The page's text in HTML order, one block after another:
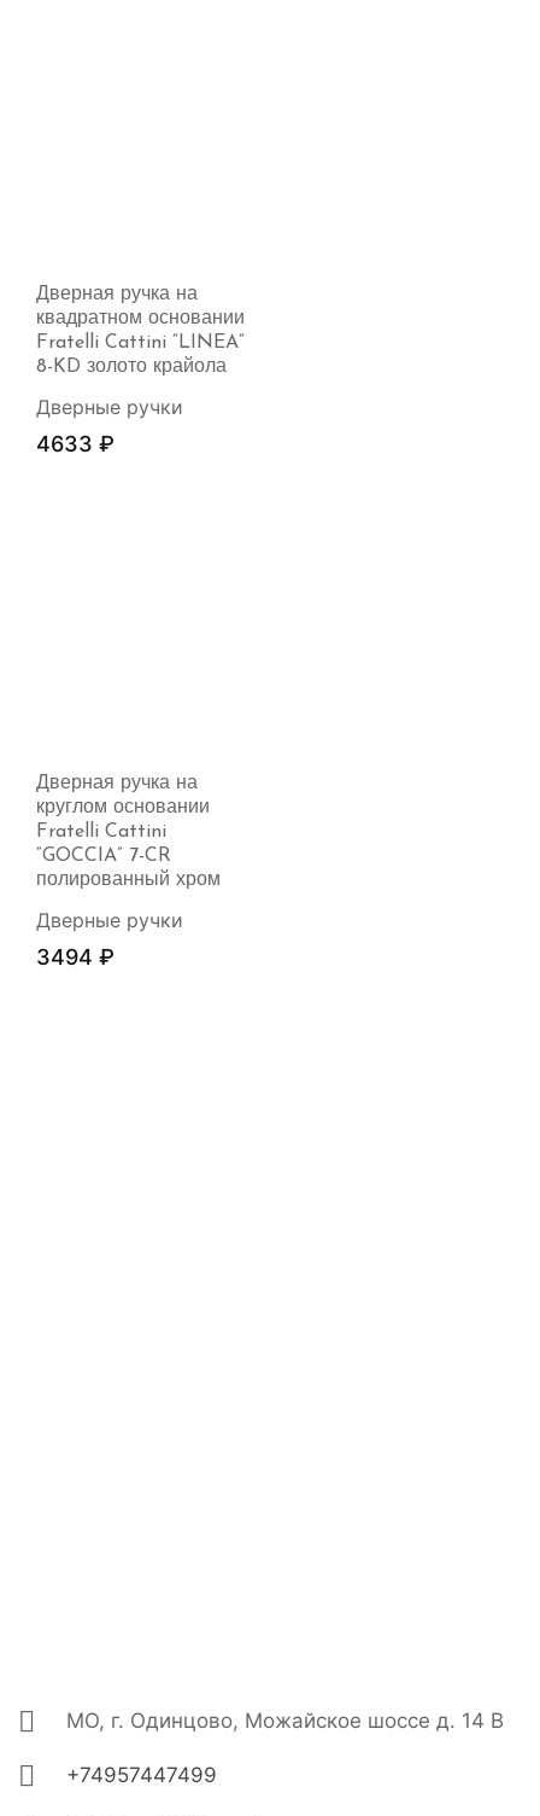
Дверная ручка на
квадратном основании
Fratelli Cattini “LINEA”
8-KD золото крайола
Дверные ручки
4633 ₽
Дверная ручка на
круглом основании
Fratelli Cattini
“GOCCIA” 7-CR
полированный хром
Дверные ручки
3494 ₽
МО, г. Одинцово, Можайское шоссе д. 14 В
+74957447499